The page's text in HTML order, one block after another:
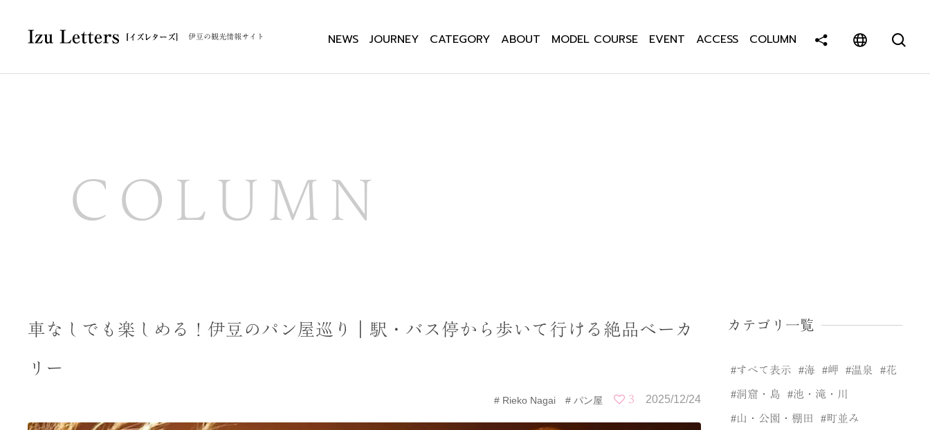
伊豆の観光情報サイト NEWS JOURNEY CATEGORY ABOUT MODEL COURSE EVENT ACCESS COLUMN
COLUMN
車なしでも楽しめる！伊豆のパン屋巡り｜駅・バス停から歩いて行ける絶品ベーカ
リー
2025/12/24
3
Rieko Nagai パン屋
カテゴリ一覧
すべて表示 海 岬 温泉 花
洞窟・島 池・滝・川
山・公園・棚田 町並み